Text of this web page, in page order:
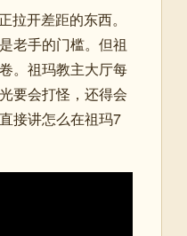
开差距的东西。
老手的门槛。但祖
。祖玛教主大厅每
要会打怪，还得会
接讲怎么在祖玛7